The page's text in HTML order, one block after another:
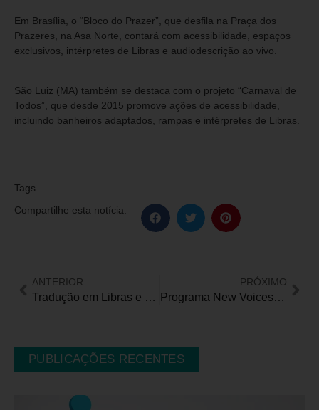
Em Brasília, o “Bloco do Prazer”, que desfila na Praça dos
Prazeres, na Asa Norte, contará com acessibilidade, espaços
exclusivos, intérpretes de Libras e audiodescrição ao vivo.
São Luiz (MA) também se destaca com o projeto “Carnaval de
Todos”, que desde 2015 promove ações de acessibilidade,
incluindo banheiros adaptados, rampas e intérpretes de Libras.
Tags
Compartilhe esta notícia:
ANTERIOR
Tradução em Libras e audiodescrição no Carnaval do Rio de Janeiro
PRÓXIMO
Programa New Voices, curso para roteiristas estreantes, tem inscrições até o dia 16
PUBLICAÇÕES RECENTES